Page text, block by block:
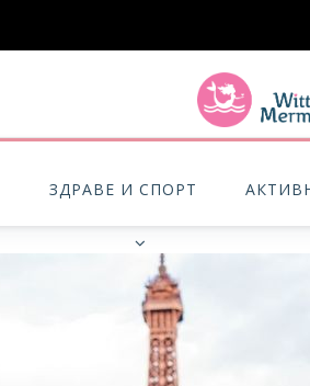
ЗДРАВЕ И СПОРТ